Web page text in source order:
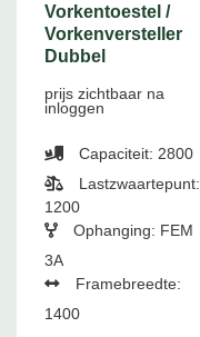
Vorkentoestel /
Vorkenversteller
Dubbel
prijs zichtbaar na
inloggen
Capaciteit: 2800
Lastzwaartepunt:
1200
Ophanging: FEM
3A
Framebreedte:
1400